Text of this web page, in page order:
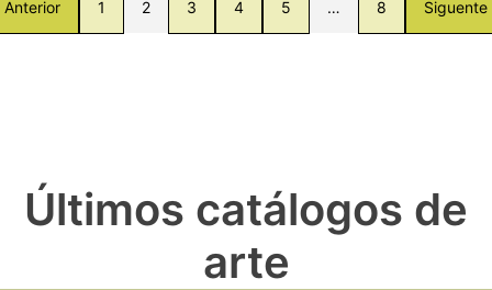
Anterior 1 2 3 4 5 … 8 Siguente
Últimos catálogos de
arte